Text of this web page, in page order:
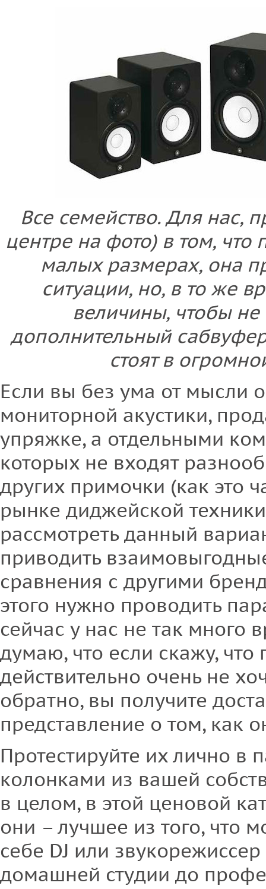
Все семейство. Для нас,
центре на фото) в том, что
малых размерах, она
ситуации, но, в то же
величины, чтобы не
дополнительный
стоят в
Если вы без ума от мысли
мониторной акустики,
упряжке, а отдельными
которых не входят
других примочки (как это
рынке диджейской
рассмотреть данный
приводить
сравнения с другими
этого нужно проводить
сейчас у нас не так много
думаю, что если скажу,
действительно очень не
обратно, вы получите
представление о том, как
Протестируйте их лично в
колонками из вашей
в целом, в этой ценовой
они – лучшее из того, что
себе DJ или
домашней студии до